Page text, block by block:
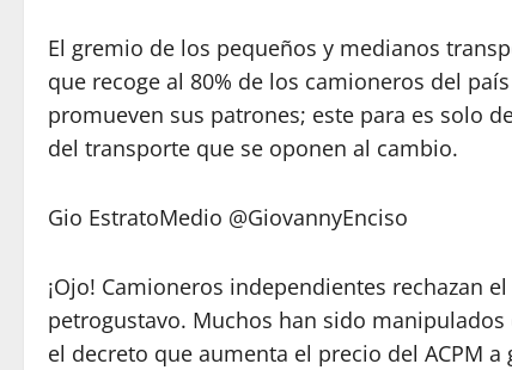
El gremio de los pequeños y medianos
que recoge al 80% de los camioneros del
promueven sus patrones; este para es solo
del transporte que se oponen al cambio.
Gio EstratoMedio @GiovannyEnciso
¡Ojo! Camioneros independientes rechazan
petrogustavo. Muchos han sido
el decreto que aumenta el precio del ACPM